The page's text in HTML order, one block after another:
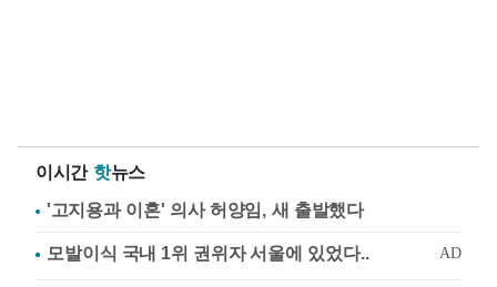
이시간 핫뉴스
'고지용과 이혼' 의사 허양임, 새 출발했다